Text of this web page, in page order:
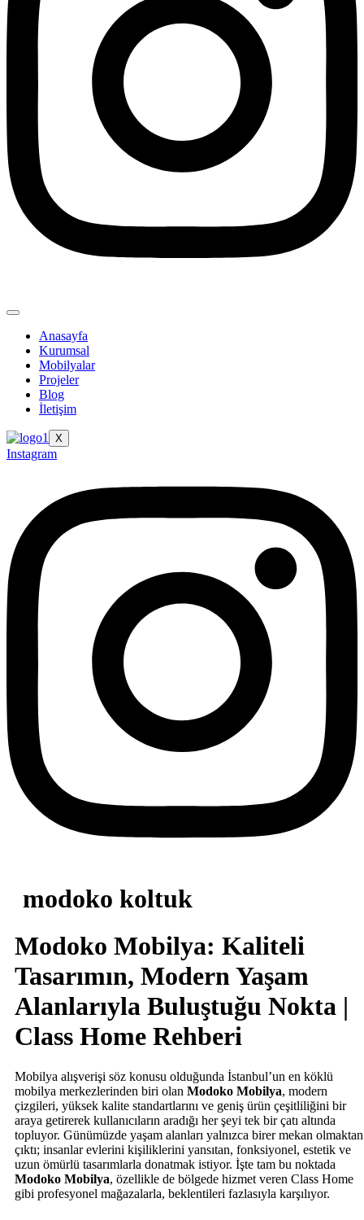
Anasayfa
Kurumsal
Mobilyalar
Projeler
Blog
İletişim
X
Instagram
modoko koltuk
Modoko Mobilya: Kaliteli
Tasarımın, Modern Yaşam
Alanlarıyla Buluştuğu Nokta |
Class Home Rehberi
Mobilya alışverişi söz konusu olduğunda İstanbul’un en köklü
mobilya merkezlerinden biri olan Modoko Mobilya, modern
çizgileri, yüksek kalite standartlarını ve geniş ürün çeşitliliğini bir
araya getirerek kullanıcıların aradığı her şeyi tek bir çatı altında
topluyor. Günümüzde yaşam alanları yalnızca birer mekan olmaktan
çıktı; insanlar evlerini kişiliklerini yansıtan, fonksiyonel, estetik ve
uzun ömürlü tasarımlarla donatmak istiyor. İşte tam bu noktada
Modoko Mobilya, özellikle de bölgede hizmet veren Class Home
gibi profesyonel mağazalarla, beklentileri fazlasıyla karşılıyor.